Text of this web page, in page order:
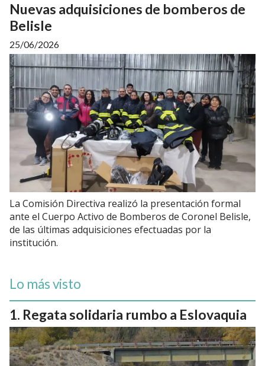
Nuevas adquisiciones de bomberos de
Belisle
25/06/2026
La Comisión Directiva realizó la presentación formal
ante el Cuerpo Activo de Bomberos de Coronel Belisle,
de las últimas adquisiciones efectuadas por la
institución.
Lo más visto
Regata solidaria rumbo a Eslovaquia